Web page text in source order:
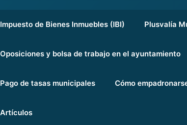
Impuesto de Bienes Inmuebles (IBI) Plusvalía
Oposiciones y bolsa de trabajo en el ayuntamiento
Pago de tasas municipales Cómo
Artículos